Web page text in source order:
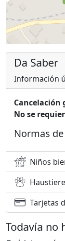
Da Saber
Información
No se
Normas
Niños
Tarjetas
Todavía no